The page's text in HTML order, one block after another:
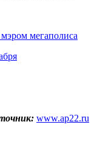
мегаполиса
www.ap22.ru